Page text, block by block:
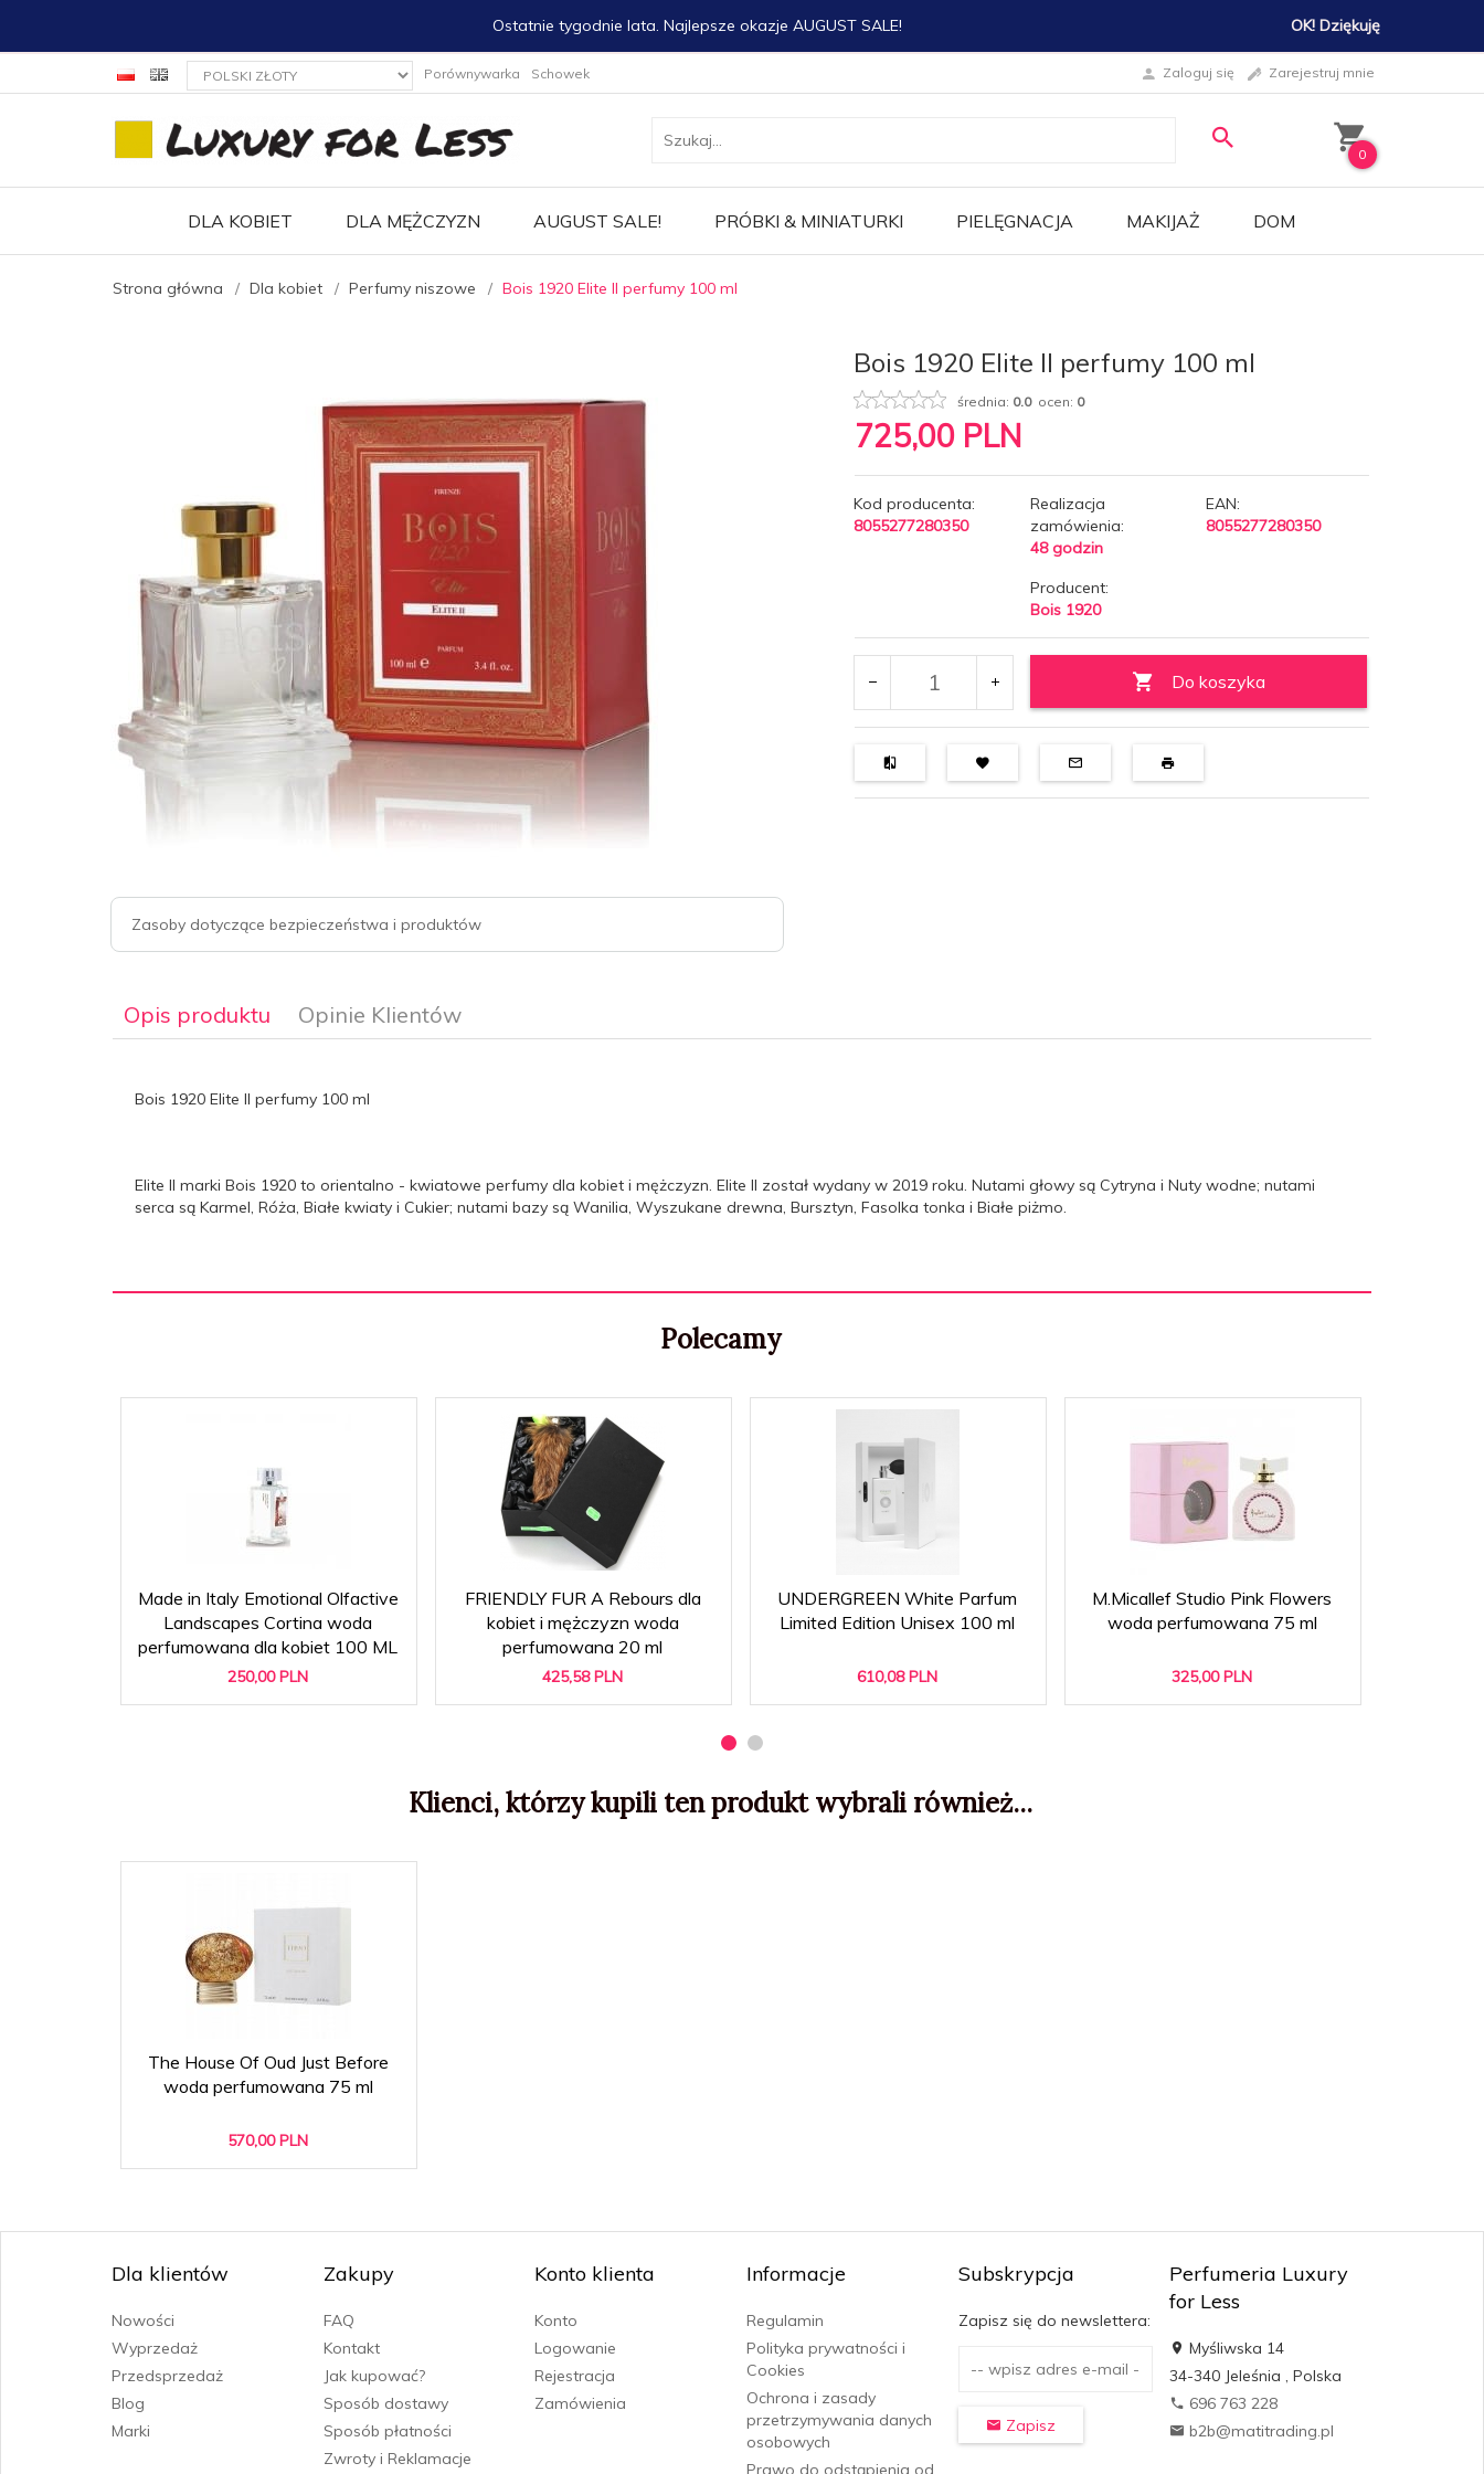
Ostatnie tygodnie lata. Najlepsze okazje AUGUST SALE! OK! Dziękuję
currency_h Porównywarka Schowek Zaloguj się Zarejestruj mnie
0
DLA KOBIET DLA MĘŻCZYZN AUGUST SALE! PRÓBKI & MINIATURKI PIELĘGNACJA MAKIJAŻ DOM
Strona główna Dla kobiet Perfumy niszowe Bois 1920 Elite II perfumy 100 ml
Zasoby dotyczące bezpieczeństwa i produktów
Bois 1920 Elite II perfumy 100 ml
średnia: 0.0ocen: 0
725,00 PLN
Kod producenta:
8055277280350
Realizacja
zamówienia:
48 godzin
EAN:
8055277280350
Producent:
Bois 1920
Do koszyka
Opis produktu Opinie Klientów
Bois 1920 Elite II perfumy 100 ml
Elite II marki Bois 1920 to orientalno - kwiatowe perfumy dla kobiet i mężczyzn. Elite II został wydany w 2019 roku. Nutami głowy są Cytryna i Nuty wodne; nutami
serca są Karmel, Róża, Białe kwiaty i Cukier; nutami bazy są Wanilia, Wyszukane drewna, Bursztyn, Fasolka tonka i Białe piżmo.
Polecamy
Made in Italy Emotional Olfactive
Landscapes Cortina woda
perfumowana dla kobiet 100 ML
250,00 PLN
FRIENDLY FUR A Rebours dla
kobiet i mężczyzn woda
perfumowana 20 ml
425,58 PLN
UNDERGREEN White Parfum
Limited Edition Unisex 100 ml
610,08 PLN
M.Micallef Studio Pink Flowers
woda perfumowana 75 ml
325,00 PLN
Klienci, którzy kupili ten produkt wybrali również...
The House Of Oud Just Before
woda perfumowana 75 ml
570,00 PLN
Dla klientów
Nowości
Wyprzedaż
Przedsprzedaż
Blog
Marki
Zakupy
FAQ
Kontakt
Jak kupować?
Sposób dostawy
Sposób płatności
Zwroty i Reklamacje
Konto klienta
Konto
Logowanie
Rejestracja
Zamówienia
Informacje
Regulamin
Polityka prywatności i
Cookies
Ochrona i zasady
przetrzymywania danych
osobowych
Prawo do odstąpienia od
Subskrypcja
Zapisz się do newslettera:
Zapisz
Perfumeria Luxury
for Less
Myśliwska 14
34-340 Jeleśnia,Polska
696 763 228
b2b@matitrading.pl